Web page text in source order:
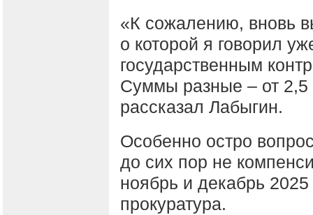
«К сожалению, вновь
о которой я говорил
государственным
Суммы разные – от
рассказал Лабыгин.
Особенно остро
до сих пор не
ноябрь и декабрь
прокуратура.